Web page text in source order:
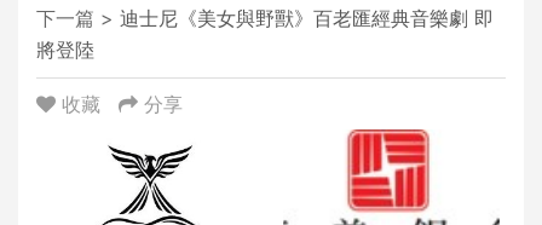
下一篇 > 迪士尼《美女與野獸》百老匯經典音樂劇 即
將登陸
收藏 分享